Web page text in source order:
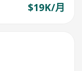
$19K/月